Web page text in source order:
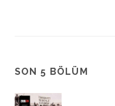
SON 5 BÖLÜM